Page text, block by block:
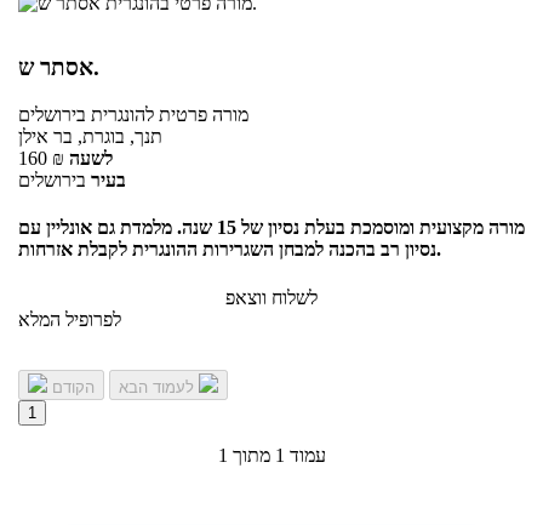
אסתר ש.
מורה פרטית להונגרית בירושלים
תנך, בוגרת, בר אילן
160 ₪ לשעה
בעיר בירושלים
מורה מקצועית ומוסמכת בעלת נסיון של 15 שנה. מלמדת גם אונליין עם
נסיון רב בהכנה למבחן השגרירות ההונגרית לקבלת אזרחות.
לשלוח ווצאפ
לפרופיל המלא
הקודם
1
עמוד 1 מתוך 1